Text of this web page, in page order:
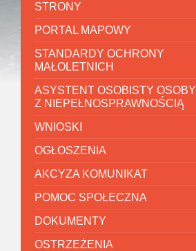
STRONY
PORTAL MAPOWY
STANDARDY OCHRONY
MAŁOLETNICH
ASYSTENT OSOBISTY OSOBY
Z NIEPEŁNOSPRAWNOŚCIĄ
WNIOSKI
OGŁOSZENIA
AKCYZA KOMUNIKAT
POMOC SPOŁECZNA
DOKUMENTY
OSTRZEŻENIA